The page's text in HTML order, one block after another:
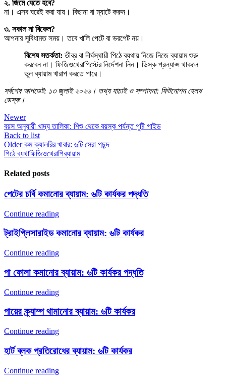
২. জিমে যেতে হবে?
না। এসব ঘরেই করা যায়। বিছানা বা ম্যাটে করুন।
৩. সকাল না বিকেল?
আপনার সুবিধামত সময়। তবে খালি পেটে বা ভরপেট নয়।
বিশেষ সতর্কতা: তীব্র বা দীর্ঘস্থায়ী পিঠে ব্যথায় নিজে নিজে ব্যায়াম শুরু
করবেন না। ফিজিওথেরাপিস্টের নির্দেশনা নিন। ডিস্ক প্রল্যাপ্স থাকলে
ভুল ব্যায়াম খারাপ করতে পারে।
সর্বশেষ আপডেট: ১৩ জুলাই ২০২৬। তথ্য যাচাই ও সম্পাদনা: ফিটনোশন হেলথ
ডেস্ক।
Newer
বয়স অনুযায়ী খাদ্য তালিকা: শিশু থেকে বয়স্ক পর্যন্ত পুষ্টি গাইড
Back to list
Older কম ক্যালরির খাবার: ৬টি সেরা পছন্দ
পিঠে ব্যথাফিজিওথেরাপিব্যায়াম
Related posts
পেটের চর্বি কমানোর ব্যায়াম: ৬টি কার্যকর পদ্ধতি
Continue reading
ট্রাইগ্লিসারাইড কমানোর ব্যায়াম: ৬টি কার্যকর
Continue reading
পা ফোলা কমানোর ব্যায়াম: ৬টি কার্যকর পদ্ধতি
Continue reading
পায়ের ক্র্যাম্প থামানোর ব্যায়াম: ৬টি কার্যকর
Continue reading
হার্ট ব্লক প্রতিরোধের ব্যায়াম: ৬টি কার্যকর
Continue reading